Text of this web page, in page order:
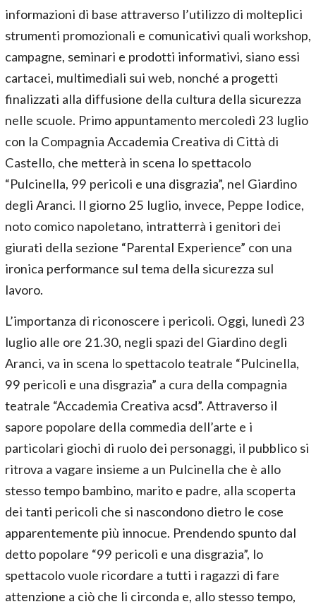
informazioni di base attraverso l’utilizzo di molteplici
strumenti promozionali e comunicativi quali workshop,
campagne, seminari e prodotti informativi, siano essi
cartacei, multimediali sui web, nonché a progetti
finalizzati alla diffusione della cultura della sicurezza
nelle scuole. Primo appuntamento mercoledì 23 luglio
con la Compagnia Accademia Creativa di Città di
Castello, che metterà in scena lo spettacolo
“Pulcinella, 99 pericoli e una disgrazia”, nel Giardino
degli Aranci. Il giorno 25 luglio, invece, Peppe Iodice,
noto comico napoletano, intratterrà i genitori dei
giurati della sezione “Parental Experience” con una
ironica performance sul tema della sicurezza sul
lavoro.
L’importanza di riconoscere i pericoli. Oggi, lunedì 23
luglio alle ore 21.30, negli spazi del Giardino degli
Aranci, va in scena lo spettacolo teatrale “Pulcinella,
99 pericoli e una disgrazia” a cura della compagnia
teatrale “Accademia Creativa acsd”. Attraverso il
sapore popolare della commedia dell’arte e i
particolari giochi di ruolo dei personaggi, il pubblico si
ritrova a vagare insieme a un Pulcinella che è allo
stesso tempo bambino, marito e padre, alla scoperta
dei tanti pericoli che si nascondono dietro le cose
apparentemente più innocue. Prendendo spunto dal
detto popolare “99 pericoli e una disgrazia”, lo
spettacolo vuole ricordare a tutti i ragazzi di fare
attenzione a ciò che li circonda e, allo stesso tempo,